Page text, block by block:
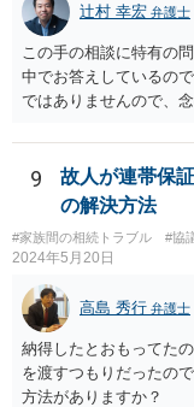
辻村 幸宏 弁護士
この手の相談に特有の
中でお答えしているの
ではありませんので、
のではないかという視
ば不利益もあります。
スクもあります。 です
切であるとか、結果に
ないと思います。 依頼
り第三者にはあまりア
解いただければ幸いです
9
故人が連帯保
の解決方法
#家族間の相続トラブル #協
2024年5月20日
高島 秀行 弁護士
納得したとおもってた
を渡すつもりだったの
方法がありますか？